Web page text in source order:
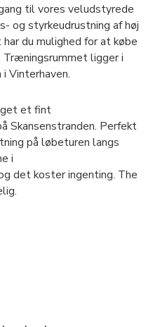
til vores veludstyrede
og styrkeudrustning af høj
du mulighed for at købe
ligger i
Vinterhaven.
et fint
Skansenstranden. Perfekt
på løbeturen langs
i
det koster ingenting. The